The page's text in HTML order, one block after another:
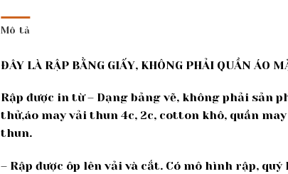
Mô tả
ĐÂY LÀ RẬP BẰNG GIẤY, KHÔNG PHẢI QUẦN ÁO
Rập được in từ – Dạng bảng vẽ, không phải sản
thử,áo may vải thun 4c, 2c, cotton khô, quần
thun.
– Rập được ôp lên vải và cắt. Có mô hình rập,